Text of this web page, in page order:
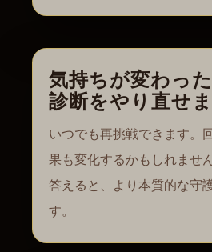
気持ちが変わっ
診断をやり直せ
いつでも再挑戦できます。
果も変化するかもしれませ
答えると、より本質的な守
す。